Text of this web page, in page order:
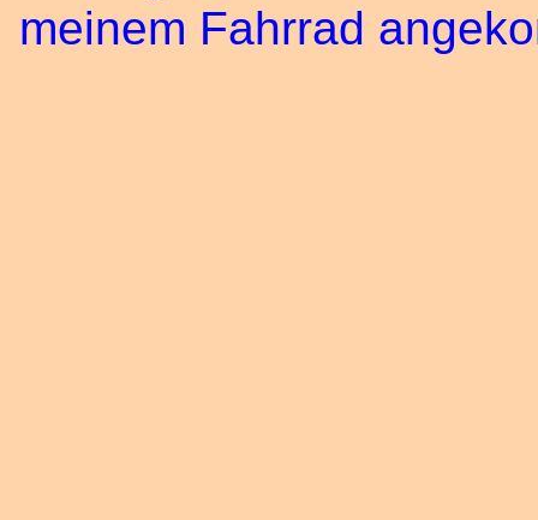
meinem Fahrrad